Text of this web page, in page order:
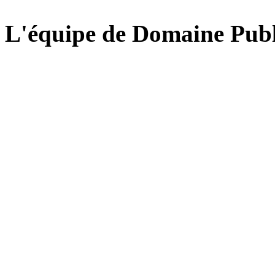
L'équipe de Domaine